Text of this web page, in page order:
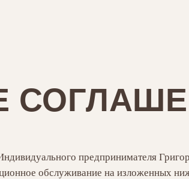
предпринимателя
обслуживание на изложенных